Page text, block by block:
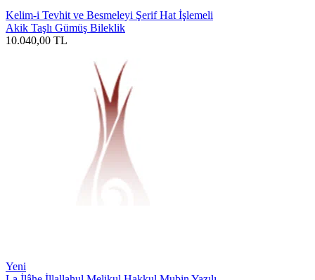
Kelim-i Tevhit ve Besmeleyi Şerif Hat İşlemeli
Akik Taşlı Gümüş Bileklik
10.040,00 TL
Yeni